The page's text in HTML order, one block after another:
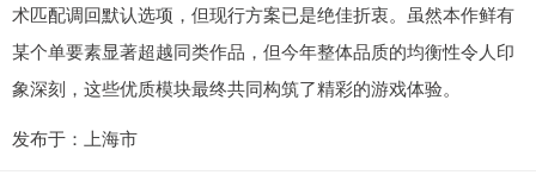
术匹配调回默认选项，但现行方案已是绝佳折衷。虽然本作鲜有
某个单要素显著超越同类作品，但今年整体品质的均衡性令人印
象深刻，这些优质模块最终共同构筑了精彩的游戏体验。
发布于：上海市